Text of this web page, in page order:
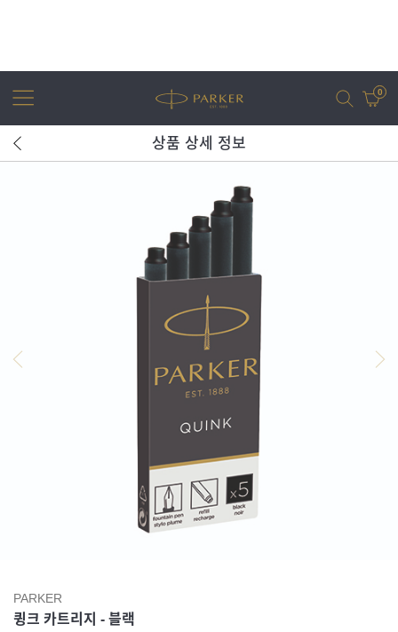
0
상품 상세 정보
PARKER
큉크 카트리지 - 블랙